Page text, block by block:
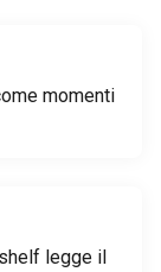
momenti
legge il